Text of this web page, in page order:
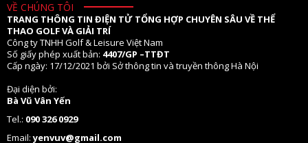
VỀ CHÚNG TÔI
TRANG THÔNG TIN ĐIỆN TỬ TỔNG HỢP CHUYÊN SÂU VỀ THỂ
THAO GOLF VÀ GIẢI TRÍ
Công ty TNHH Golf & Leisure Việt Nam
Số giấy phép xuất bản: 4407/GP –TTĐT
Cấp ngày: 17/12/2021 bởi Sở thông tin và truyền thông Hà Nội
Đại diện bởi:
Bà Vũ Vân Yến
Tel.: 090 326 0929
Email:yenvuv@gmail.com